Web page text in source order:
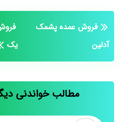
فروش عمده پشمک
آدلین
یک
مطالب خواندنی